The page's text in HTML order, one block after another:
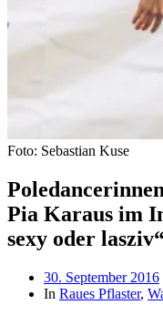
Foto: Sebastian Kuse
Pia Karaus im
sexy oder
Beitragsdatum
30. September 2016
In Raues Pflaster,